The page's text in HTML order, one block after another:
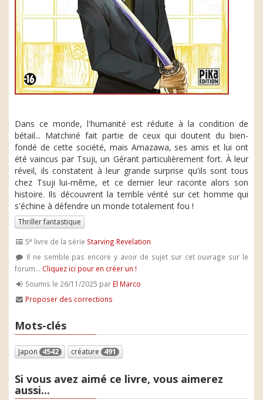
Dans ce monde, l'humanité est réduite à la condition de
bétail... Matchiné fait partie de ceux qui doutent du bien-
fondé de cette société, mais Amazawa, ses amis et lui ont
été vaincus par Tsuji, un Gérant particulièrement fort. À leur
réveil, ils constatent à leur grande surprise qu'ils sont tous
chez Tsuji lui-même, et ce dernier leur raconte alors son
histoire. Ils découvrent la terrible vérité sur cet homme qui
s'échine à défendre un monde totalement fou !
Thriller fantastique
5e livre de la série Starving Revelation
Il ne semble pas encore y avoir de sujet sur cet ouvrage sur le
forum... Cliquez ici pour en créer un !
Soumis le 26/11/2025 par El Marco
Proposer des corrections
Mots-clés
Japon 4542 créature 491
Si vous avez aimé ce livre, vous aimerez
aussi...